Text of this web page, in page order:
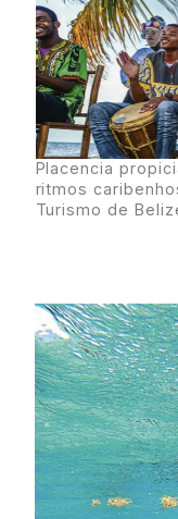
Placencia
ritmos
Turismo de